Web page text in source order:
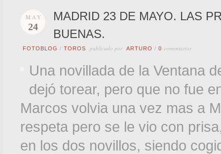
MAY
24
MADRID 23 DE MAYO. LAS
BUENAS.
FOTOBLOG / TOROS publicado por ARTURO / 0 comentarios
Una novillada de la Ventana
dejó torear, pero que no fue
Marcos volvia una vez mas a
respeta pero se le vio con
en los dos novillos, siendo